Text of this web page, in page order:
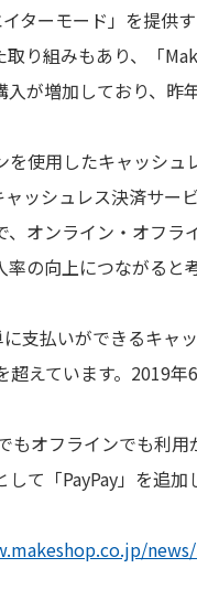
ターモード」を提供
り組みもあり、「
が増加しており、昨
使用したキャッシュ
ッシュレス決済サー
オンライン・オフラ
の向上につながると
支払いができるキャ
えています。2019年
オフラインでも利用
て「PayPay」を追